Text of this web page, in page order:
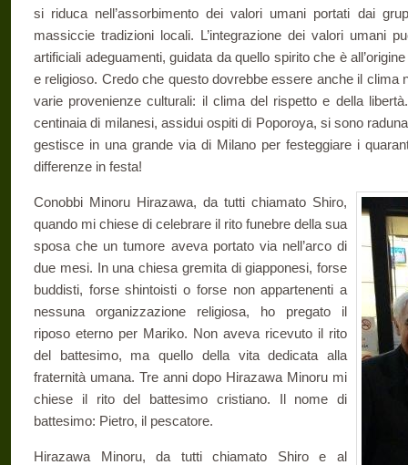
si riduca nell’assorbimento dei valori umani portati dai
massiccie tradizioni locali. L’integrazione dei valori umani
artificiali adeguamenti, guidata da quello spirito che è
e religioso. Credo che questo dovrebbe essere anche il clima
varie provenienze culturali: il clima del rispetto e della
centinaia di milanesi, assidui ospiti di Poporoya, si sono
gestisce in una grande via di Milano per festeggiare i
differenze in festa!
Conobbi Minoru Hirazawa, da tutti chiamato Shiro,
quando mi chiese di celebrare il rito funebre della sua
sposa che un tumore aveva portato via nell’arco di
due mesi. In una chiesa gremita di giapponesi, forse
buddisti, forse shintoisti o forse non appartenenti a
nessuna organizzazione religiosa, ho pregato il
riposo eterno per Mariko. Non aveva ricevuto il rito
del battesimo, ma quello della vita dedicata alla
fraternità umana. Tre anni dopo Hirazawa Minoru mi
chiese il rito del battesimo cristiano. Il nome di
battesimo: Pietro, il pescatore.
Hirazawa Minoru, da tutti chiamato Shiro e al